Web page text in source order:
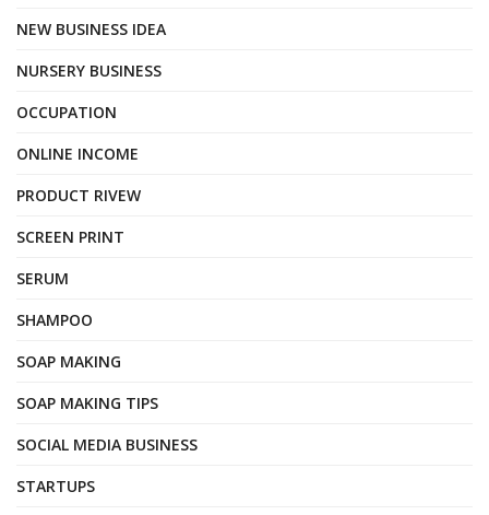
NEW BUSINESS IDEA
NURSERY BUSINESS
OCCUPATION
ONLINE INCOME
PRODUCT RIVEW
SCREEN PRINT
SERUM
SHAMPOO
SOAP MAKING
SOAP MAKING TIPS
SOCIAL MEDIA BUSINESS
STARTUPS